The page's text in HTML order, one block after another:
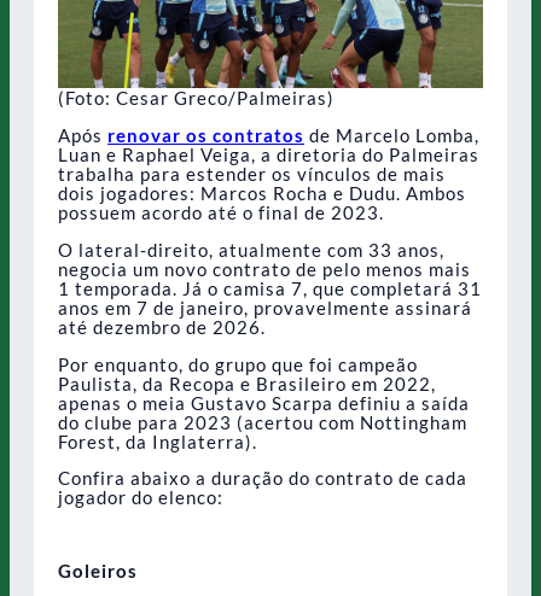
(Foto: Cesar Greco/Palmeiras)
Após renovar os contratos de Marcelo Lomba,
Luan e Raphael Veiga, a diretoria do Palmeiras
trabalha para estender os vínculos de mais
dois jogadores: Marcos Rocha e Dudu. Ambos
possuem acordo até o final de 2023.
O lateral-direito, atualmente com 33 anos,
negocia um novo contrato de pelo menos mais
1 temporada. Já o camisa 7, que completará 31
anos em 7 de janeiro, provavelmente assinará
até dezembro de 2026.
Por enquanto, do grupo que foi campeão
Paulista, da Recopa e Brasileiro em 2022,
apenas o meia Gustavo Scarpa definiu a saída
do clube para 2023 (acertou com Nottingham
Forest, da Inglaterra).
Confira abaixo a duração do contrato de cada
jogador do elenco:
Goleiros